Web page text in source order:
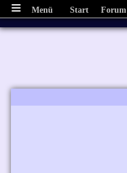
Menü Start Forum